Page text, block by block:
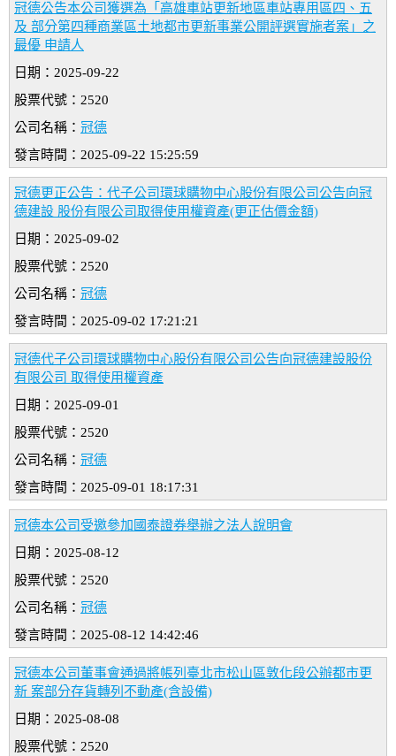
冠德公告本公司獲選為「高雄車站更新地區車站專用區四、五
及 部分第四種商業區土地都市更新事業公開評選實施者案」之
最優 申請人
日期：2025-09-22
股票代號：2520
公司名稱： 冠德
發言時間：2025-09-22 15:25:59
冠德更正公告：代子公司環球購物中心股份有限公司公告向冠
德建設 股份有限公司取得使用權資產(更正估價金額)
日期：2025-09-02
股票代號：2520
公司名稱： 冠德
發言時間：2025-09-02 17:21:21
冠德代子公司環球購物中心股份有限公司公告向冠德建設股份
有限公司 取得使用權資產
日期：2025-09-01
股票代號：2520
公司名稱： 冠德
發言時間：2025-09-01 18:17:31
冠德本公司受邀參加國泰證券舉辦之法人說明會
日期：2025-08-12
股票代號：2520
公司名稱： 冠德
發言時間：2025-08-12 14:42:46
冠德本公司董事會通過將帳列臺北市松山區敦化段公辦都市更
新 案部分存貨轉列不動產(含設備)
日期：2025-08-08
股票代號：2520